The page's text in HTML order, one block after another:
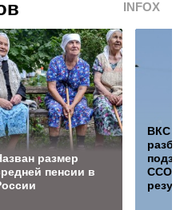
INFOX
размер
пенсии в
ВКС
ССО,